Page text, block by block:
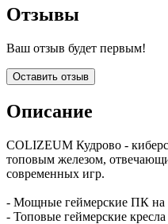
Отзывы
Ваш отзыв будет первым!
Оставить отзыв
Описание
COLIZEUM Кудрово -
топовым железом,
современных игр.
- Мощные геймерские ПК на
- Топовые геймерские